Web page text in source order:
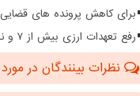
برای کاهش پرونده های قضایی
رفع تعهدات ارزی بیش از ۷ و نیم میلیارد یورو با اقدامات قضایی دادستانی تهران
نظرات بینندگان در